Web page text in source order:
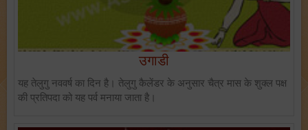
उगाडी
यह तेलुगु नववर्ष का दिन है। तेलुगु कैलेंडर के अनुसार चैत्र मास के शुक्ल पक्ष
की प्रतिपदा को यह पर्व मनाया जाता है।